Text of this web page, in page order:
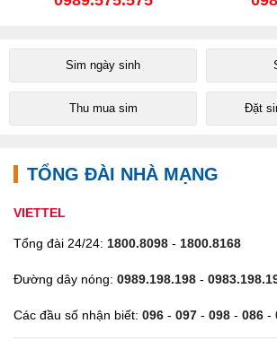
Sim ngày sinh
Thu mua sim Đặt
TỔNG ĐÀI NHÀ MẠNG
VIETTEL
Tổng đài 24/24: 1800.8098 - 1800.8168
Đường dây nóng: 0989.198.198 -
Các đầu số nhận biết: 096 - 097 - 098 - 086 -